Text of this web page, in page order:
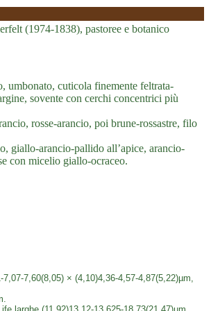
(1974-1838), pastoree e botanico
umbonato, cuticola finemente feltrata-
sovente con cerchi concentrici più
rosse-arancio, poi brune-rossastre, filo
giallo-arancio-pallido all’apice, arancio-
con micelio giallo-ocraceo.
7,60(8,05) × (4,10)4,36-4,57-4,87(5,22)µm,